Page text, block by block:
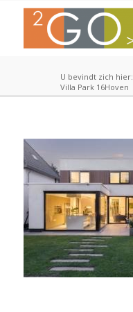
U bevindt zich hier:
Villa Park 16Hoven